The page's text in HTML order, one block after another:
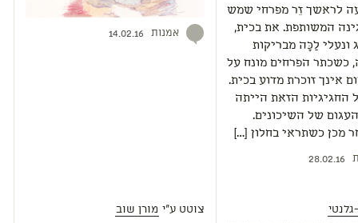
לראשך זֵר מפרחי שמש
המשותפת. את בכית,
ונעלי לַכָּה מבריקות
כשכתר הפרחים מונח על
אינך זוכרת מדוע בכית.
החגיגיות הזאת הייתה
של השיכונים.
מכן כשתראי בחלון […]
28.02.16
אמנות 14.02.16
צוטט ע"י מורן שוב